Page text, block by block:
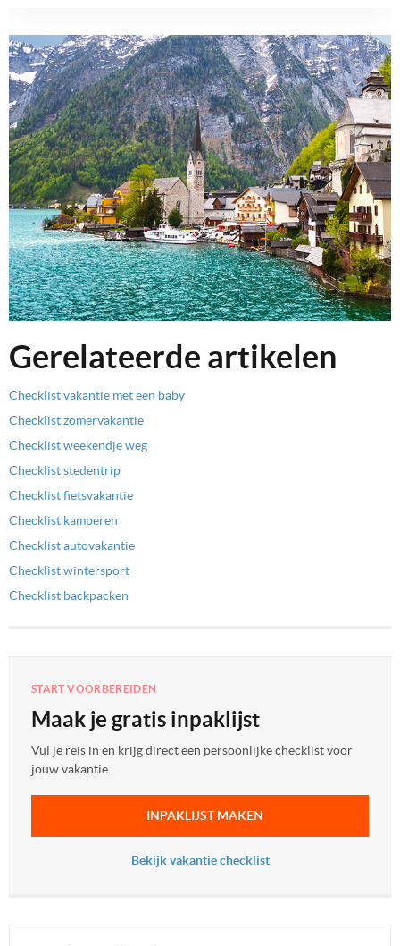
Gerelateerde artikelen
Checklist vakantie met een baby
Checklist zomervakantie
Checklist weekendje weg
Checklist stedentrip
Checklist fietsvakantie
Checklist kamperen
Checklist autovakantie
Checklist wintersport
Checklist backpacken
START VOORBEREIDEN
Maak je gratis inpaklijst
Vul je reis in en krijg direct een persoonlijke checklist voor
jouw vakantie.
INPAKLIJST MAKEN
Bekijk vakantie checklist